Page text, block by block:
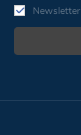
Newsletter